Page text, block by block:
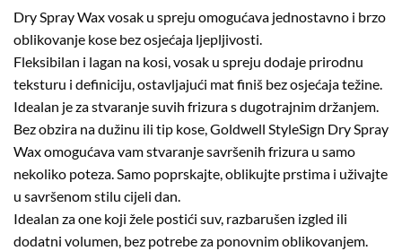
Dry Spray Wax vosak u spreju omogućava jednostavno i brzo
oblikovanje kose bez osjećaja ljepljivosti.
Fleksibilan i lagan na kosi, vosak u spreju dodaje prirodnu
teksturu i definiciju, ostavljajući mat finiš bez osjećaja težine.
Idealan je za stvaranje suvih frizura s dugotrajnim držanjem.
Bez obzira na dužinu ili tip kose, Goldwell StyleSign Dry Spray
Wax omogućava vam stvaranje savršenih frizura u samo
nekoliko poteza. Samo poprskajte, oblikujte prstima i uživajte
u savršenom stilu cijeli dan.
Idealan za one koji žele postići suv, razbarušen izgled ili
dodatni volumen, bez potrebe za ponovnim oblikovanjem.